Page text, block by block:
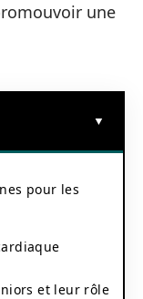
une
pour les
et leur rôle